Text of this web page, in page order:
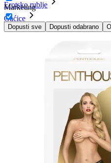
Marketing
Dopusti sve Dopusti odabrano
Erotsko rublje
Gaćice
Gaćice Penthouse - Pure Instincts,